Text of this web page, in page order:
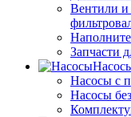
Вентили и
Запчасти
Насосы с
Насосы